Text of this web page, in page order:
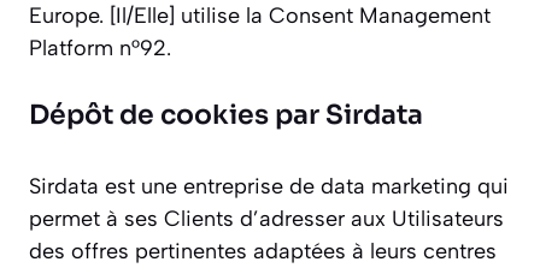
Europe. [Il/Elle] utilise la Consent Management
Platform n°92.
Dépôt de cookies par Sirdata
Sirdata est une entreprise de data marketing qui
permet à ses Clients d’adresser aux Utilisateurs
des offres pertinentes adaptées à leurs centres